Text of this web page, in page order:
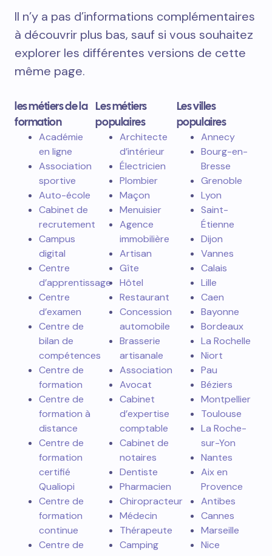
Il n’y a pas d’informations complémentaires
à découvrir plus bas, sauf si vous souhaitez
explorer les différentes versions de cette
même page.
les métiers de la
formation
Académie
en ligne
Association
sportive
Auto-école
Cabinet de
recrutement
Campus
digital
Centre
d’apprentissage
Centre
d’examen
Centre de
bilan de
compétences
Centre de
formation
Centre de
formation à
distance
Centre de
formation
certifié
Qualiopi
Centre de
formation
continue
Centre de
Les métiers
populaires
Architecte
d’intérieur
Électricien
Plombier
Maçon
Menuisier
Agence
immobilière
Artisan
Gîte
Hôtel
Restaurant
Concession
automobile
Brasserie
artisanale
Association
Avocat
Cabinet
d’expertise
comptable
Cabinet de
notaires
Dentiste
Pharmacien
Chiropracteur
Médecin
Thérapeute
Camping
Les villes
populaires
Annecy
Bourg-en-
Bresse
Grenoble
Lyon
Saint-
Étienne
Dijon
Vannes
Calais
Lille
Caen
Bayonne
Bordeaux
La Rochelle
Niort
Pau
Béziers
Montpellier
Toulouse
La Roche-
sur-Yon
Nantes
Aix en
Provence
Antibes
Cannes
Marseille
Nice